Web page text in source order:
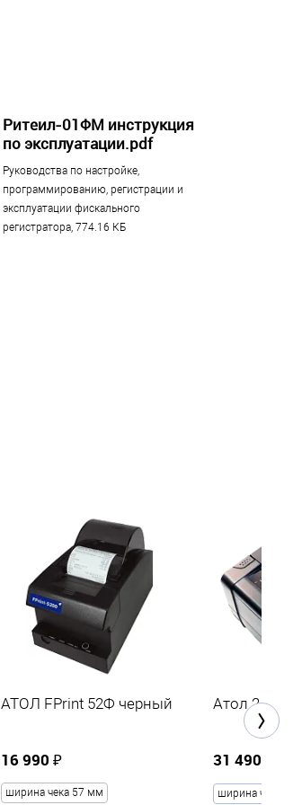
Ритеил-01ФМ инструкция
по эксплуатации.pdf
Руководства по настройке,
программированию, регистрации и
эксплуатации фискального
регистратора, 774.16 КБ
АТОЛ FPrint 52Ф черный
16 990 ₽
ширина чека 57 мм
Атол 25Ф
31 490 ₽
ширина чека